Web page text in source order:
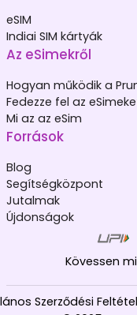
eSIM
Indiai SIM kártyák
Az eSimekről
Hogyan működik a
Fedezze fel az
Mi az az eSim
Források
Blog
Segítségközpont
Jutalmak
Újdonságok
Kövessen
Szerződési